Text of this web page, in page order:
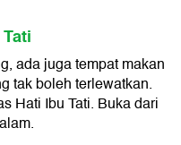
ada juga tempat makan
tak boleh terlewatkan.
Hati Ibu Tati. Buka dari